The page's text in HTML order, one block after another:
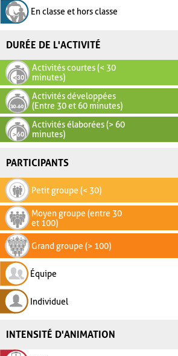
En classe et hors classe
DURÉE DE L'ACTIVITÉ
Activités courtes (< 30
minutes)
Activités développées
(Entre 30 et 60 minutes)
Activités élaborées (> 60
minutes)
PARTICIPANTS
Petit groupe (< 30)
Moyen groupe (entre 30
et 100)
Grand groupe (> 100)
Équipe
Individuel
INTENSITÉ D'ANIMATION